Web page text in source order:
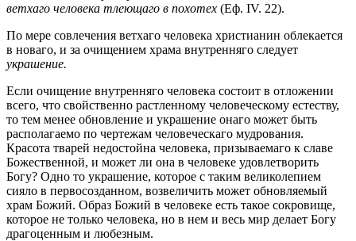
ветхаго человека тлеющаго в похотех (Еф. IV. 22).
По мере совлечения ветхаго человека христианин облекается
в новаго, и за очищением храма внутренняго следует
украшение.
Если очищение внутренняго человека состоит в отложении
всего, что свойственно растленному человеческому естеству,
то тем менее обновление и украшение онаго может быть
располагаемо по чертежам человеческаго мудрования.
Красота тварей недостойна человека, призываемаго к славе
Божественной, и может ли она в человеке удовлетворить
Богу? Одно то украшение, которое с таким великолепием
сияло в первосозданном, возвеличить может обновляемый
храм Божий. Образ Божий в человеке есть такое сокровище,
которое не только человека, но в нем и весь мир делает Богу
драгоценным и любезным.